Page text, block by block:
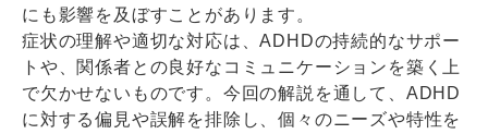
にも影響を及ぼすことがあります。
症状の理解や適切な対応は、ADHDの持続的なサポー
トや、関係者との良好なコミュニケーションを築く上
で欠かせないものです。今回の解説を通して、ADHD
に対する偏見や誤解を排除し、個々のニーズや特性を